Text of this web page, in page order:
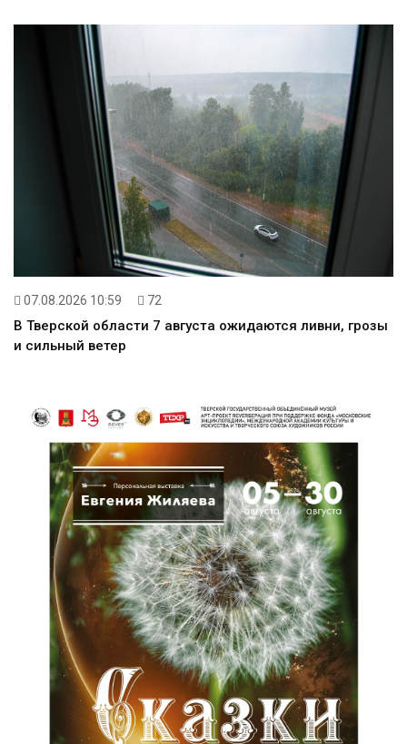
07.08.2026 10:59 72
В Тверской области 7 августа ожидаются ливни, грозы
и сильный ветер